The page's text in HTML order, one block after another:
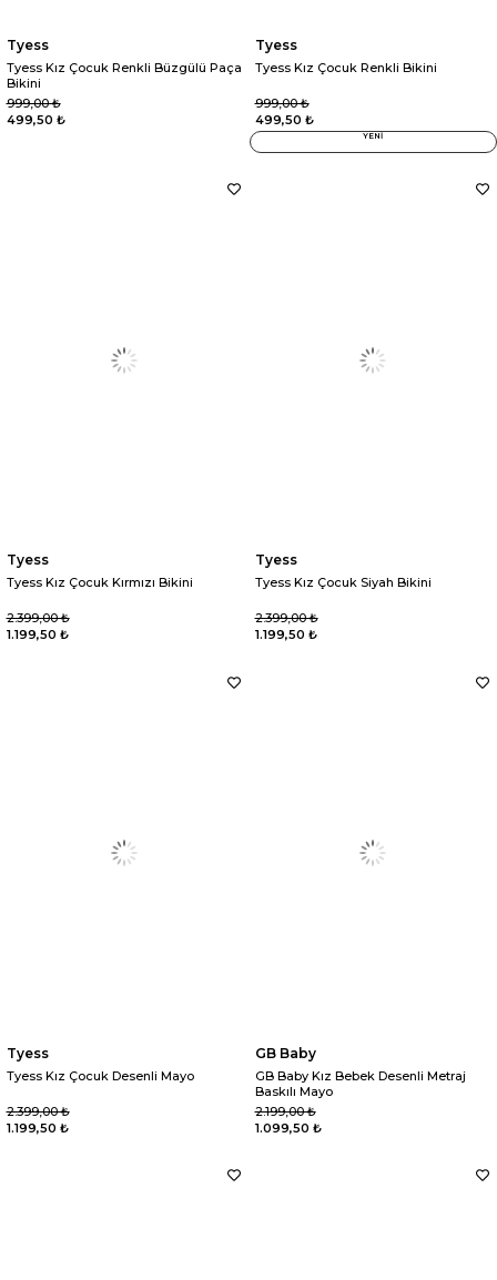
Tyess
Tyess Kız Çocuk Renkli Büzgülü Paça
Bikini
499,50 ₺
999,00 ₺
Tyess
Tyess Kız Çocuk Renkli Bikini
499,50 ₺
999,00 ₺
YENİ
Tyess
Tyess Kız Çocuk Kırmızı Bikini
1.199,50 ₺
2.399,00 ₺
Tyess
Tyess Kız Çocuk Siyah Bikini
1.199,50 ₺
2.399,00 ₺
Tyess
Tyess Kız Çocuk Desenli Mayo
1.199,50 ₺
2.399,00 ₺
GB Baby
GB Baby Kız Bebek Desenli Metraj
Baskılı Mayo
1.099,50 ₺
2.199,00 ₺